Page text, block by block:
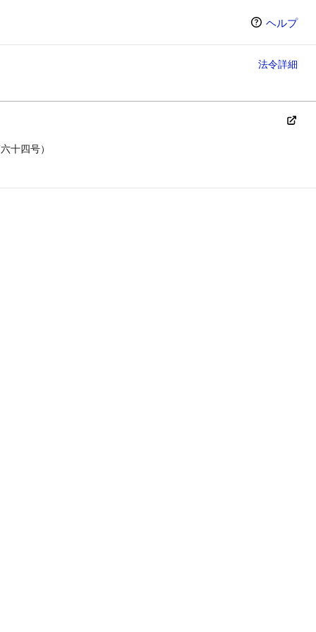
ヘルプ
法令詳細
十四号）